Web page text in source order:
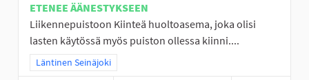
ETENEE ÄÄNESTYKSEEN
Liikennepuistoon Kiinteä huoltoasema, joka olisi
lasten käytössä myös puiston ollessa kiinni....
Rajaa tulokset teeman mukaan: Läntinen Seinäjoki
Läntinen Seinäjoki